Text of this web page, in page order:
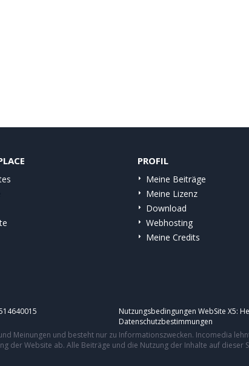
PROFIL
Meine Beiträge
Meine Lizenz
Download
Webhosting
Meine Credits
Nutzungsbedingungen WebSite X5:
Datenschutzbestimmungen
Meinungen und besteht nur zu Informationszwecken. Incomedia
der Website ab. Alle Beiträge und die Nutzung der Inhalte auf